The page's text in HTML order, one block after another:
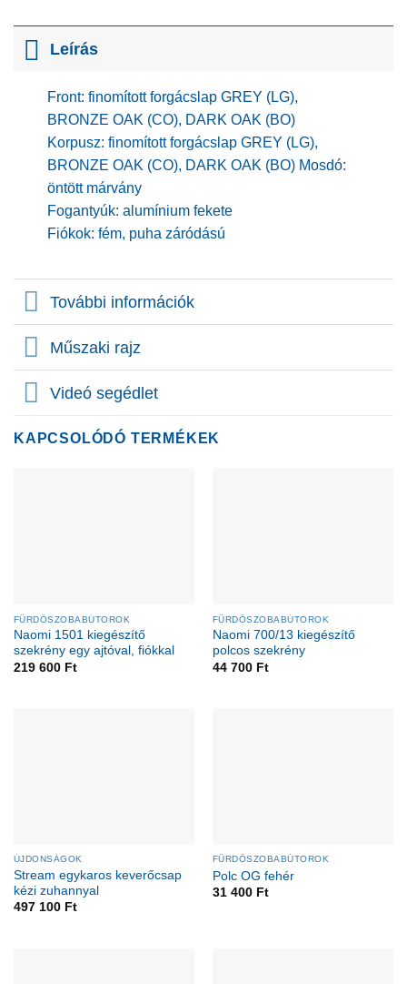
Leírás
Front: finomított forgácslap GREY (LG),
BRONZE OAK (CO), DARK OAK (BO)
Korpusz: finomított forgácslap GREY (LG),
BRONZE OAK (CO), DARK OAK (BO) Mosdó:
öntött márvány
Fogantyúk: alumínium fekete
Fiókok: fém, puha záródású
További információk
Műszaki rajz
Videó segédlet
KAPCSOLÓDÓ TERMÉKEK
FÜRDŐSZOBABÚTOROK
Naomi 1501 kiegészítő
szekrény egy ajtóval, fiókkal
219 600 Ft
FÜRDŐSZOBABÚTOROK
Naomi 700/13 kiegészítő
polcos szekrény
44 700 Ft
ÚJDONSÁGOK
Stream egykaros keverőcsap
kézi zuhannyal
497 100 Ft
FÜRDŐSZOBABÚTOROK
Polc OG fehér
31 400 Ft